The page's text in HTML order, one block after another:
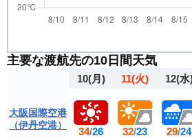
主要な渡航先の10日間天気
大阪国際空港
（伊丹空港）
10(月)
34/26
11(火)
32/23
12(水
29/24